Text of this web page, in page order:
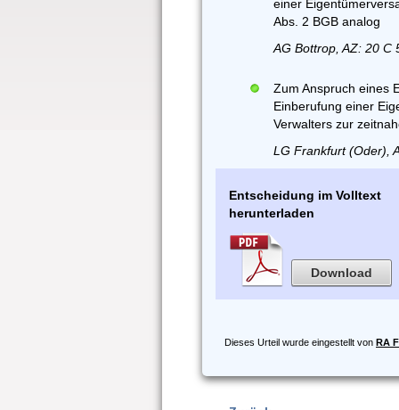
einer
Abs. 2 BGB analog
AG Bottrop, AZ: 20 C
Zum Anspruch eines
Einberufung einer
Verwalters zur
LG Frankfurt (Oder),
Entscheidung im Volltext
herunterladen
Download
Dieses Urteil wurde eingestellt von RA